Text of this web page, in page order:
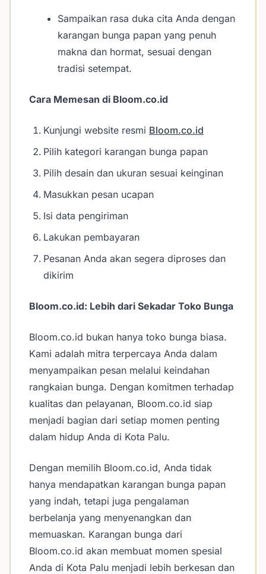
Sampaikan rasa duka cita Anda dengan
karangan bunga papan yang penuh
makna dan hormat, sesuai dengan
tradisi setempat.
Cara Memesan di Bloom.co.id
Kunjungi website resmi Bloom.co.id
Pilih kategori karangan bunga papan
Pilih desain dan ukuran sesuai keinginan
Masukkan pesan ucapan
Isi data pengiriman
Lakukan pembayaran
Pesanan Anda akan segera diproses dan
dikirim
Bloom.co.id: Lebih dari Sekadar Toko Bunga
Bloom.co.id bukan hanya toko bunga biasa.
Kami adalah mitra terpercaya Anda dalam
menyampaikan pesan melalui keindahan
rangkaian bunga. Dengan komitmen terhadap
kualitas dan pelayanan, Bloom.co.id siap
menjadi bagian dari setiap momen penting
dalam hidup Anda di Kota Palu.
Dengan memilih Bloom.co.id, Anda tidak
hanya mendapatkan karangan bunga papan
yang indah, tetapi juga pengalaman
berbelanja yang menyenangkan dan
memuaskan. Karangan bunga dari
Bloom.co.id akan membuat momen spesial
Anda di Kota Palu menjadi lebih berkesan dan